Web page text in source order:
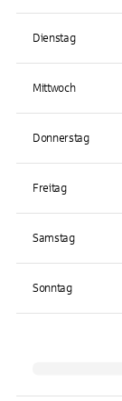
Dienstag
Mittwoch
Donnerstag
Freitag
Samstag
Sonntag